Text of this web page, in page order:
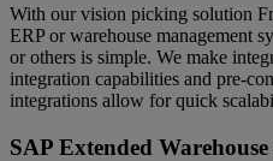
With our vision picking solution
ERP or warehouse management
or others is simple. We make
integration capabilities and pre-
integrations allow for quick
SAP Extended